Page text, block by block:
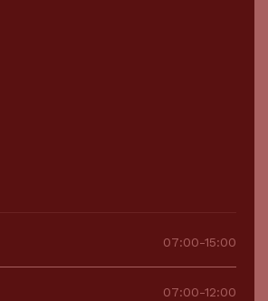
07:00-15:00
07:00-12:00